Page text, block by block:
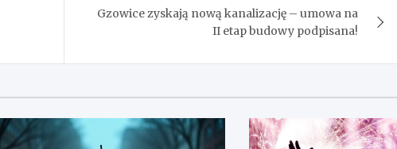
Gzowice zyskają nową kanalizację – umowa na
II etap budowy podpisana!